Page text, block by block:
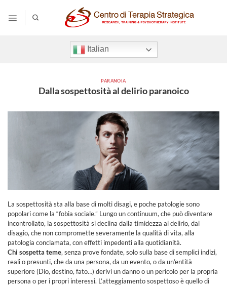
contenuti
Italian
PARANOIA
Dalla sospettosità al delirio paranoico
La sospettosità sta alla base di molti disagi, e poche patologie sono
popolari come la “fobia sociale.” Lungo un continuum, che può diventare
incontrollato, la sospettosità si declina dalla timidezza al delirio, dal
disagio, che non compromette severamente la qualità di vita, alla
patologia conclamata, con effetti impedenti alla quotidianità.
Chi sospetta teme, senza prove fondate, solo sulla base di semplici indizi,
reali o presunti, che da una persona, da un evento, o da un’entità
superiore (Dio, destino, fato…) derivi un danno o un pericolo per la propria
persona o per i propri interessi. L’atteggiamento sospettoso è quello di